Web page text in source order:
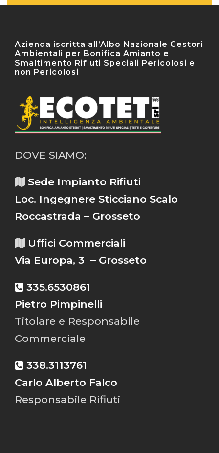
Azienda iscritta all’Albo Nazionale Gestori
Ambientali per Bonifica Amianto e
Smaltimento Rifiuti Speciali Pericolosi e
non Pericolosi
DOVE SIAMO:
Sede Impianto Rifiuti
Loc. Ingegnere Sticciano Scalo
Roccastrada – Grosseto
Uffici Commerciali
Via Europa, 3 – Grosseto
335.6530861
Pietro Pimpinelli
Titolare e Responsabile
Commerciale
338.3113761
Carlo Alberto Falco
Responsabile Rifiuti